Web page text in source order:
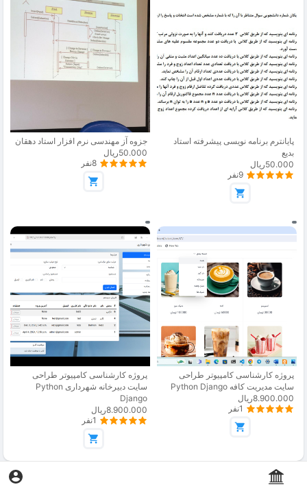
پایانترم برنامه نویسی پیشرفته استاد
بدیع
50.000ریال
9نفر
جزوه آز مهندسی نرم افزار استاد دهقان
50.000ریال
8نفر
پروژه کارشناسی کامپیوتر طراحی
سایت مدیریت کافه Python Django
8.900.000ریال
1نفر
پروژه کارشناسی کامپیوتر طراحی
سایت دبیرخانه شهرداری Python
Django
8.900.000ریال
1نفر